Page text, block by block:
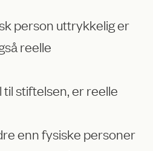
person uttrykkelig er
reelle
stiftelsen, er reelle
enn fysiske personer